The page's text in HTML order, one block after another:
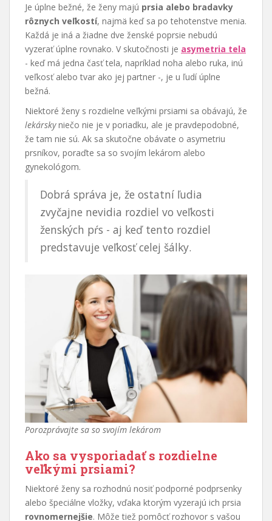
Je úplne bežné, že ženy majú prsia alebo bradavky
rôznych veľkostí, najmä keď sa po tehotenstve menia.
Každá je iná a žiadne dve ženské poprsie nebudú
vyzerať úplne rovnako. V skutočnosti je asymetria tela
- keď má jedna časť tela, napríklad noha alebo ruka, inú
veľkosť alebo tvar ako jej partner -, je u ľudí úplne
bežná.
Niektoré ženy s rozdielne veľkými prsiami sa obávajú, že
lekárskyniečo nie je v poriadku, ale je pravdepodobné,
že tam nie sú. Ak sa skutočne obávate o asymetriu
prsníkov, poraďte sa so svojím lekárom alebo
gynekológom.
Dobrá správa je, že ostatní ľudia
zvyčajne nevidia rozdiel vo veľkosti
ženských pŕs - aj keď tento rozdiel
predstavuje veľkosť celej šálky.
Porozprávajte sa so svojím lekárom
Ako sa vysporiadať s rozdielne
veľkými prsiami?
Niektoré ženy sa rozhodnú nosiť podporné podprsenky
alebo špeciálne vložky, vďaka ktorým vyzerajú ich prsia
rovnomernejšie. Môže tiež pomôcť rozhovor s vašou